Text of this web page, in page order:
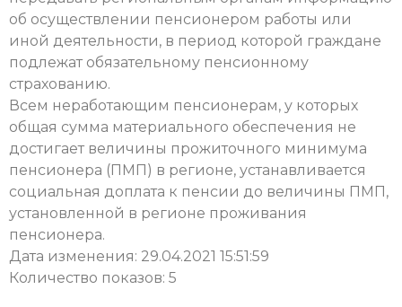
об осуществлении пенсионером работы или
иной деятельности, в период которой граждане
подлежат обязательному пенсионному
страхованию.
Всем неработающим пенсионерам, у которых
общая сумма материального обеспечения не
достигает величины прожиточного минимума
пенсионера (ПМП) в регионе, устанавливается
социальная доплата к пенсии до величины ПМП,
установленной в регионе проживания
пенсионера.
Дата изменения: 29.04.2021 15:51:59
Количество показов: 5